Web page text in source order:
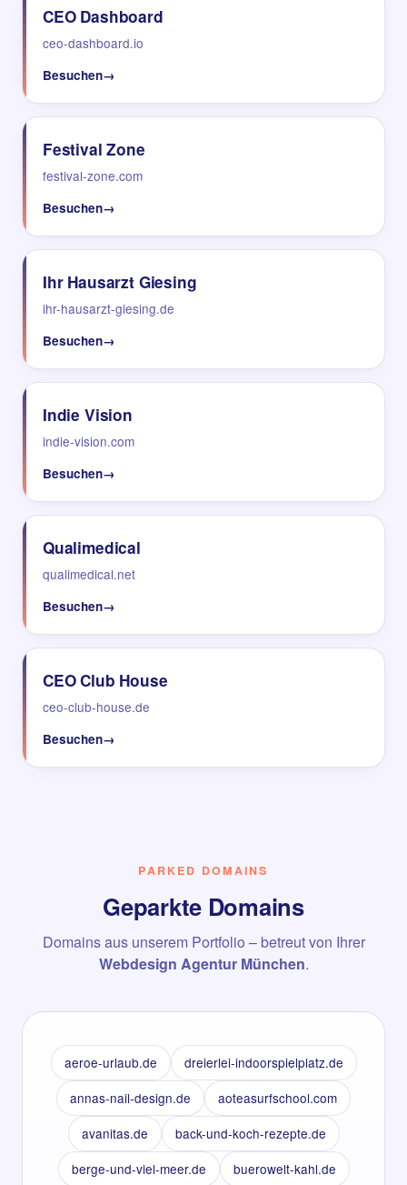
CEO Dashboard
ceo-dashboard.io
Besuchen→
Festival Zone
festival-zone.com
Besuchen→
Ihr Hausarzt Giesing
ihr-hausarzt-giesing.de
Besuchen→
Indie Vision
indie-vision.com
Besuchen→
Qualimedical
qualimedical.net
Besuchen→
CEO Club House
ceo-club-house.de
Besuchen→
PARKED DOMAINS
Geparkte Domains
Domains aus unserem Portfolio – betreut von Ihrer
Webdesign Agentur München.
aeroe-urlaub.de
dreierlei-indoorspielplatz.de
annas-nail-design.de
aoteasurfschool.com
avanitas.de
back-und-koch-rezepte.de
berge-und-viel-meer.de
buerowelt-kahl.de